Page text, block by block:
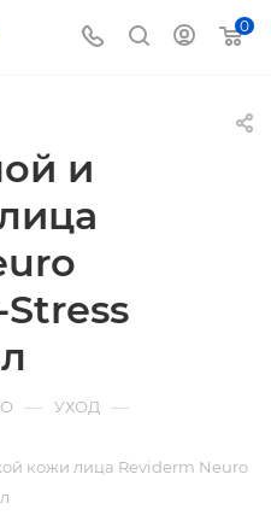
0
и
— УХОД —
кожи лица Reviderm Neuro